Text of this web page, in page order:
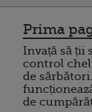
Prima
Invață să ții
control
de
de